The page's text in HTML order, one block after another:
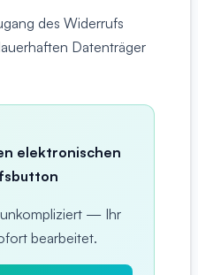
des Widerrufs
Datenträger
elektronischen
— Ihr
bearbeitet.